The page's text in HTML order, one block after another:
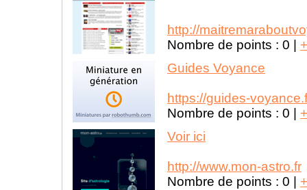
http://
Nombre de points : 0
Guides Voyance
https://guides-
Nombre de points : 0
Voir ici
http://www.mon-astro.fr
Nombre de points : 0